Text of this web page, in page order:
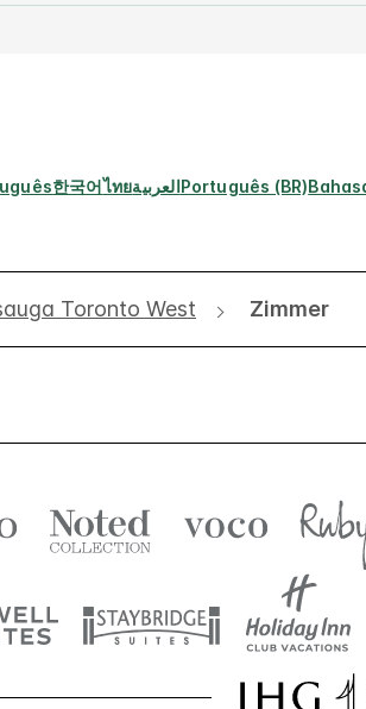
한국어ไทยالعربيةPortuguês (BR)
Toronto West Zimmer